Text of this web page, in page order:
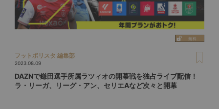
フットボリスタ 編集部
2023.08.09
DAZNで鎌田選手所属ラツィオの開幕戦を独占ライブ配信！
ラ・リーガ、リーグ・アン、セリエAなど次々と開幕